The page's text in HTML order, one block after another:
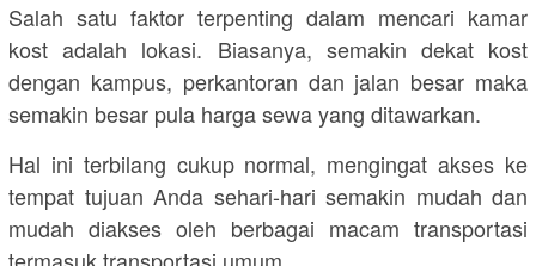
Salah satu faktor terpenting dalam mencari kamar
kost adalah lokasi. Biasanya, semakin dekat kost
dengan kampus, perkantoran dan jalan besar maka
semakin besar pula harga sewa yang ditawarkan.
Hal ini terbilang cukup normal, mengingat akses ke
tempat tujuan Anda sehari-hari semakin mudah dan
mudah diakses oleh berbagai macam transportasi